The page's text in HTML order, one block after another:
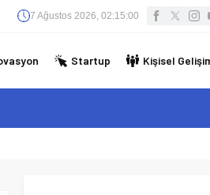
7 Ağustos 2026, 02:15:01
Startup Kişisel